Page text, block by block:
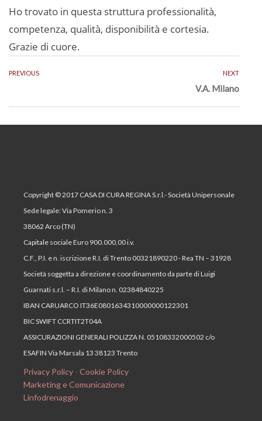
Ho trovato in questa struttura professionalità,
competenza, qualità, disponibilità e cortesia.
Grazie di cuore.
PREVIOUS NEXT
V.A. Milano
Copyright © 2017 CASA DI CURA REGINA S.r.l.- Società Unipersonale
Sede legale: Via Pomerio n. 3
38062 Arco (TN)
Capitale sociale Euro 900.000,00 i.v.
C.F., P.I. e n. iscrizione R.I. di Trento 00321890220 - Rea TN – 31928
Società soggetta a direzione e coordinamento da parte di Luigi
Guarnati s.r.l. – R.I. di Milano n. 02384840225
IBAN CARUARCO IT36E0801634310000000122301
BIC SWIFT CCRTIT2T04A
ASSICURAZIONI GENERALI POLIZZA N. 05108332000502 c/o
ESAFIN Via Marsala 13 38123 Trento
Privacy Policy - Cookie Policy
Marketing e Comunicazione
Linfodrenaggio